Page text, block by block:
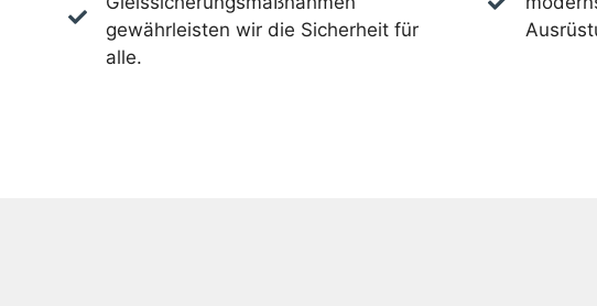
gewährleisten wir die Sicherheit für
alle.